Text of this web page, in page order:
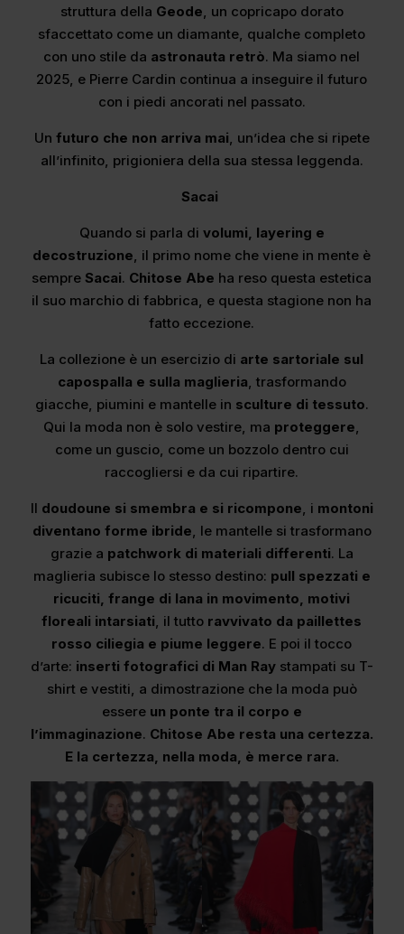
struttura della Geode, un copricapo dorato
sfaccettato come un diamante, qualche completo
con uno stile da astronauta retrò. Ma siamo nel
2025, e Pierre Cardin continua a inseguire il futuro
con i piedi ancorati nel passato.
Un futuro che non arriva mai, un’idea che si ripete
all’infinito, prigioniera della sua stessa leggenda.
Sacai
Quando si parla di volumi, layering e
decostruzione, il primo nome che viene in mente è
sempre Sacai. Chitose Abe ha reso questa estetica
il suo marchio di fabbrica, e questa stagione non ha
fatto eccezione.
La collezione è un esercizio di arte sartoriale sul
capospalla e sulla maglieria, trasformando
giacche, piumini e mantelle in sculture di tessuto.
Qui la moda non è solo vestire, ma proteggere,
come un guscio, come un bozzolo dentro cui
raccogliersi e da cui ripartire.
Il doudoune si smembra e si ricompone, i montoni
diventano forme ibride, le mantelle si trasformano
grazie a patchwork di materiali differenti. La
maglieria subisce lo stesso destino: pull spezzati e
ricuciti, frange di lana in movimento, motivi
floreali intarsiati, il tutto ravvivato da paillettes
rosso ciliegia e piume leggere. E poi il tocco
d’arte: inserti fotografici di Man Raystampati su T-
shirt e vestiti, a dimostrazione che la moda può
essere un ponte tra il corpo e
l’immaginazione. Chitose Abe resta una certezza.
E la certezza, nella moda, è merce rara.